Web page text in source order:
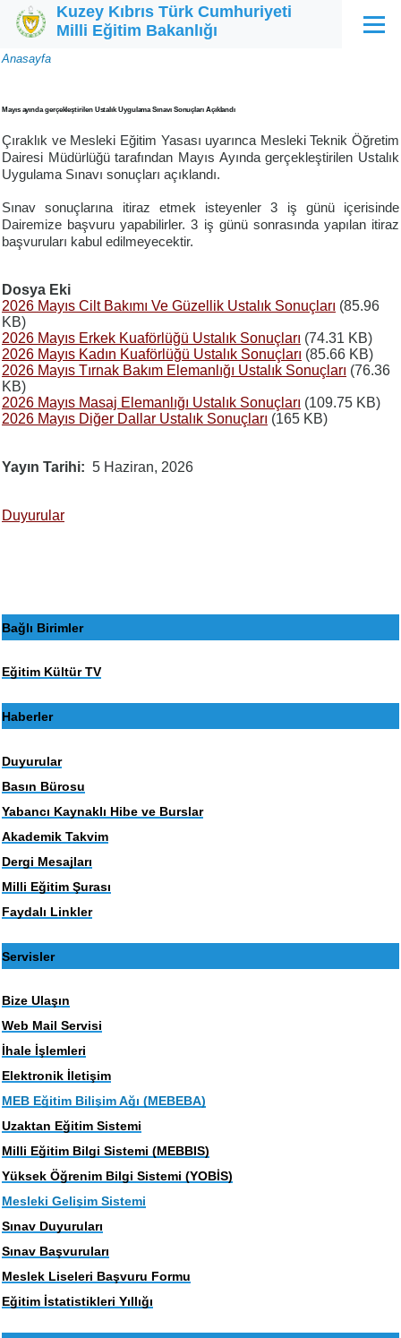
Ana içeriğe atla
Kuzey Kıbrıs Türk Cumhuriyeti
Milli Eğitim Bakanlığı
Menü
Sayfa
Anasayfa
Mayıs ayında gerçekleştirilen Ustalık Uygulama Sınavı Sonuçları Açıklandı
Çıraklık ve Mesleki Eğitim Yasası uyarınca Mesleki Teknik Öğretim
Dairesi Müdürlüğü tarafından Mayıs Ayında gerçekleştirilen Ustalık
Uygulama Sınavı sonuçları açıklandı.
Sınav sonuçlarına itiraz etmek isteyenler 3 iş günü içerisinde
Dairemize başvuru yapabilirler. 3 iş günü sonrasında yapılan itiraz
başvuruları kabul edilmeyecektir.
Dosya Eki
2026 Mayıs Cilt Bakımı Ve Güzellik Ustalık Sonuçları (85.96
KB)
2026 Mayıs Erkek Kuaförlüğü Ustalık Sonuçları (74.31 KB)
2026 Mayıs Kadın Kuaförlüğü Ustalık Sonuçları (85.66 KB)
2026 Mayıs Tırnak Bakım Elemanlığı Ustalık Sonuçları (76.36
KB)
2026 Mayıs Masaj Elemanlığı Ustalık Sonuçları (109.75 KB)
2026 Mayıs Diğer Dallar Ustalık Sonuçları (165 KB)
Yayın Tarihi 5 Haziran, 2026
Duyurular
Bağlı Birimler
Eğitim Kültür TV
Haberler
Duyurular
Basın Bürosu
Yabancı Kaynaklı Hibe ve Burslar
Akademik Takvim
Dergi Mesajları
Milli Eğitim Şurası
Faydalı Linkler
Servisler
Bize Ulaşın
Web Mail Servisi
İhale İşlemleri
Elektronik İletişim
MEB Eğitim Bilişim Ağı (MEBEBA)
Uzaktan Eğitim Sistemi
Milli Eğitim Bilgi Sistemi (MEBBIS)
Yüksek Öğrenim Bilgi Sistemi (YOBİS)
Mesleki Gelişim Sistemi
Sınav Duyuruları
Sınav Başvuruları
Meslek Liseleri Başvuru Formu
Eğitim İstatistikleri Yıllığı